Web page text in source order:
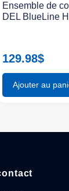
Ensemble de
DEL BlueLine
129.98$
Ajouter au